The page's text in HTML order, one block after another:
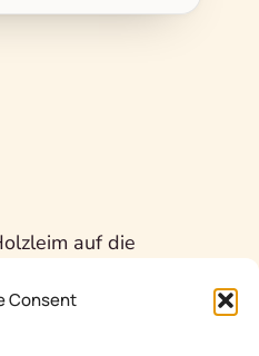
Consent
auf die
auf und setze
Drücke leicht, um